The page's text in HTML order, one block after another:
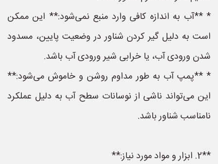
* **آب به اندازه کافی وارد منبع نمی‌شود:** این ممکن
است به دلیل گیر کردن شناور در وضعیت پایین، مسدود
شدن ورودی آب، یا خرابی شیر ورودی آب باشد.
* **پمپ آب به طور مداوم روشن و خاموش می‌شود:**
این می‌تواند ناشی از نوسانات سطح آب به دلیل عملکرد
نامناسب شناور باشد.
**2. ابزار و مواد مورد نیاز:**